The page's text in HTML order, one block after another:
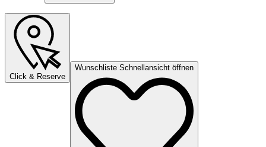
Click & Reserve
Wunschliste Schnellansicht öffnen